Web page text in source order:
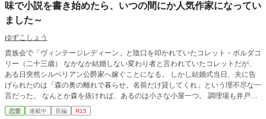
味で小説を書き始めたら、いつの間にか人気作家になってい
ました～
ゆずこしょう
貴族会で「ヴィンテージレディーン」と陰口を叩かれていたコレット・ボルダコ
リー（二十三歳） なかなか結婚しない変わり者と言われていたコレットだが、
ある日突然シルベリアン公爵家へ嫁ぐことになる。 しかし結婚式当日、夫に告
げられたのは「森の奥の離れで暮らせ。名前だけ貸してくれ」という理不尽な一
言だった。 なんとか森を抜ければ、あるのは小さな小屋一つ。 調理場も井戸も
なく、あるのは“離れ”とは名ばかりの物置小屋だけ。 しかし、コレットは絶望す
ること無く、着ていたドレスを切ってベッドを作り始める。 「藁のベッドで寝
恋愛 連載中 長編 R15